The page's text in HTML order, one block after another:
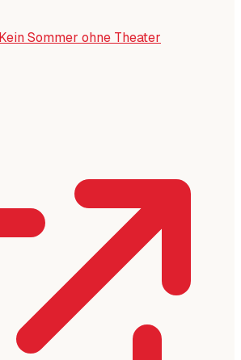
Kein Sommer ohne Theater